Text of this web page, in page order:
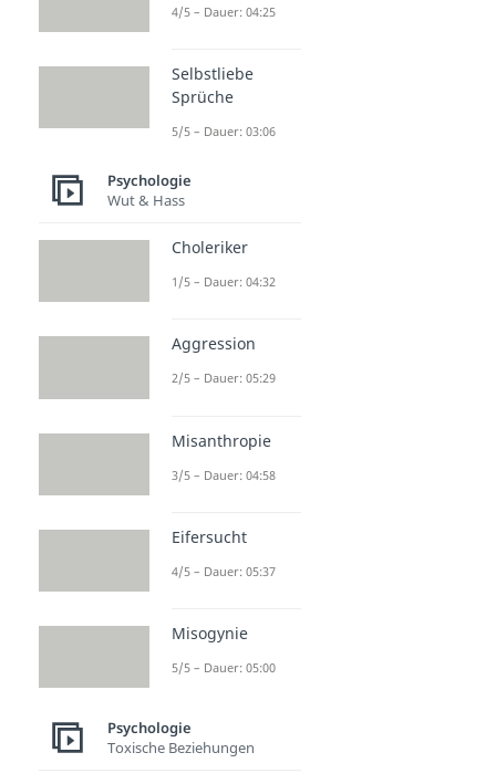
4/5 – Dauer: 04:25
Selbstliebe
Sprüche
5/5 – Dauer: 03:06
Psychologie
Wut & Hass
Choleriker
1/5 – Dauer: 04:32
Aggression
2/5 – Dauer: 05:29
Misanthropie
3/5 – Dauer: 04:58
Eifersucht
4/5 – Dauer: 05:37
Misogynie
5/5 – Dauer: 05:00
Psychologie
Toxische Beziehungen